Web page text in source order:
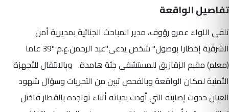
تفاصيل الواقعة
تلقى اللواء عمرو رؤوف، مدير المباحث الجنائية بمديرية أمن
الشرقية إخطارا بوصول" شخص يدعى"عبد الرحمن.ع.م "39 عاما
(معلم) مقيم الزقازيق للمستشفي جثة هامدة. وبالانتقال للأجهزة
الأمنية لمكان الواقعة وبالفحص تبين من التحريات وسؤال شهود
العيان حدوث إصابته التي أودت بحياته أثناء تواجده بالقطار فاختل